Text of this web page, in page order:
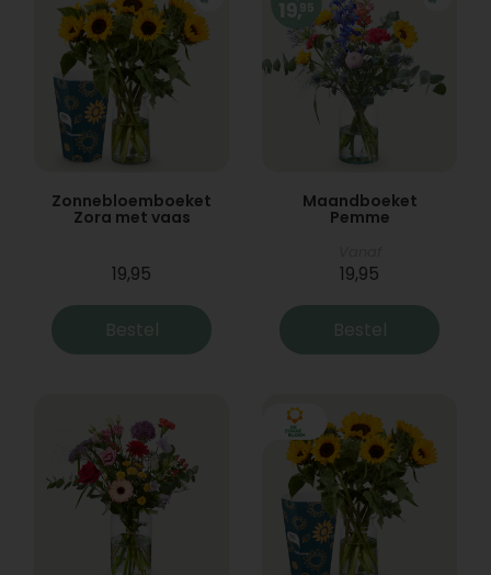
Zonnebloemboeket
Zora met vaas
19,95
Bestel
Maandboeket
Pemme
19,95
Bestel